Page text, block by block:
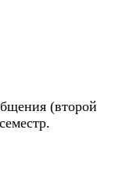
(второй